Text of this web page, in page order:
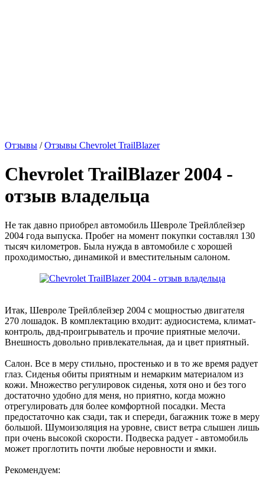
Отзывы /Отзывы Chevrolet TrailBlazer
Chevrolet TrailBlazer 2004 -
отзыв владельца
Не так давно приобрел автомобиль Шевроле Трейлблейзер
2004 года выпуска. Пробег на момент покупки составлял 130
тысяч километров. Была нужда в автомобиле с хорошей
проходимостью, динамикой и вместительным салоном.
Итак, Шевроле Трейлблейзер 2004 с мощностью двигателя
270 лошадок. В комплектацию входит: аудиосистема, климат-
контроль, двд-проигрыватель и прочие приятные мелочи.
Внешность довольно привлекательная, да и цвет приятный.
Салон. Все в меру стильно, простенько и в то же время радует
глаз. Сиденья обиты приятным и немарким материалом из
кожи. Множество регулировок сиденья, хотя оно и без того
достаточно удобно для меня, но приятно, когда можно
отрегулировать для более комфортной посадки. Места
предостаточно как сзади, так и спереди, багажник тоже в меру
большой. Шумоизоляция на уровне, свист ветра слышен лишь
при очень высокой скорости. Подвеска радует - автомобиль
может проглотить почти любые неровности и ямки.
Рекомендуем: